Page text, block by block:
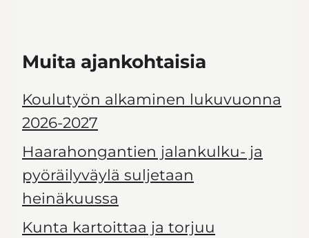
Muita ajankohtaisia
Koulutyön alkaminen lukuvuonna
2026-2027
Haarahongantien jalankulku- ja
pyöräilyväylä suljetaan
heinäkuussa
Kunta kartoittaa ja torjuu